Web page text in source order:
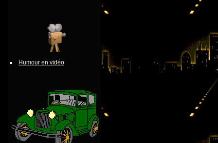
Humour en vidéo